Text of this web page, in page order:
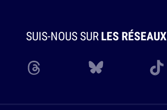
SUIS-NOUS SURLES RÉSEAUX